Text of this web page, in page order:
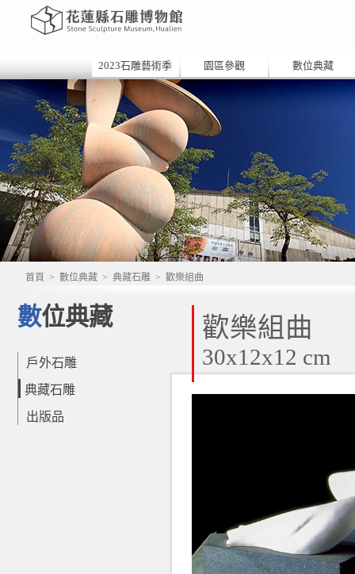
2023石雕藝術季 園區參觀 數位典藏
首頁 > 數位典藏 > 典藏石雕 > 歡樂組曲
數位典藏
戶外石雕
典藏石雕
出版品
歡樂組曲
30x12x12 cm